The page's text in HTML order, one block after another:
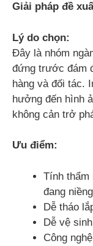
Giải pháp đề
Lý do chọn:
Đây là nhóm
đứng trước đám
hàng và đối tác.
hưởng đến hình
không cản trở
Ưu điểm:
Tính thẩm
đang
Dễ tháo
Dễ vệ
Công